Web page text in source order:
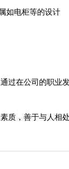
如电柜等的设计
过在公司的职业
质，善于与人相处